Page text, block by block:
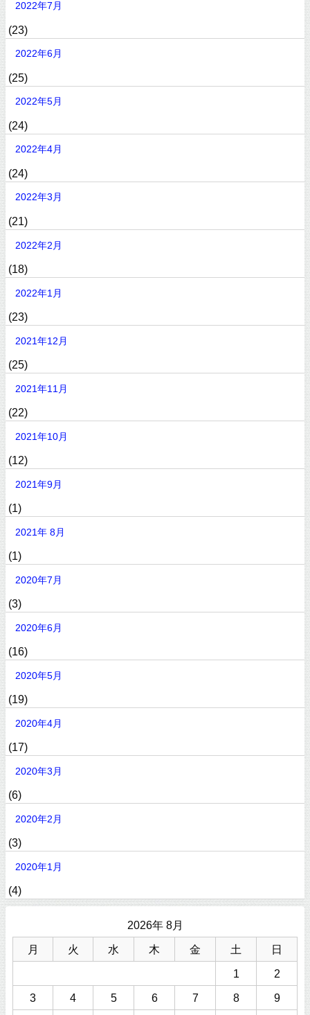
2022年7月
(23)
2022年6月
(25)
2022年5月
(24)
2022年4月
(24)
2022年3月
(21)
2022年2月
(18)
2022年1月
(23)
2021年12月
(25)
2021年11月
(22)
2021年10月
(12)
2021年9月
(1)
2021年 8月
(1)
2020年7月
(3)
2020年6月
(16)
2020年5月
(19)
2020年4月
(17)
2020年3月
(6)
2020年2月
(3)
2020年1月
(4)
2026年 8月
月 火 水 木 金 土 日
1 2
3 4 5 6 7 8 9